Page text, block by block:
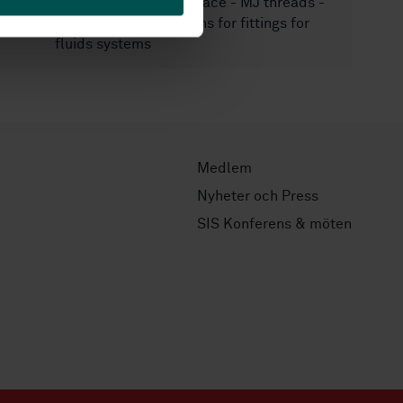
Part 3: Limit dimensions for fittings for
fluids systems
Medlem
Nyheter och Press
SIS Konferens & möten